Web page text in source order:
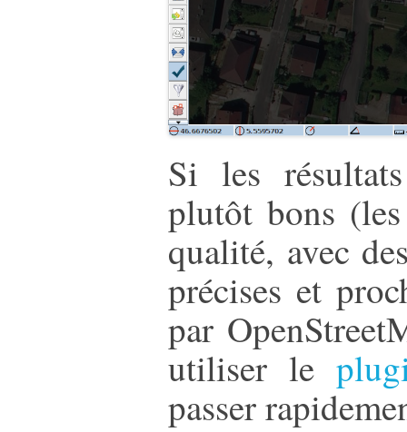
Si les
plutôt bons
qualité, avec
précises et
par
utiliser le
passer